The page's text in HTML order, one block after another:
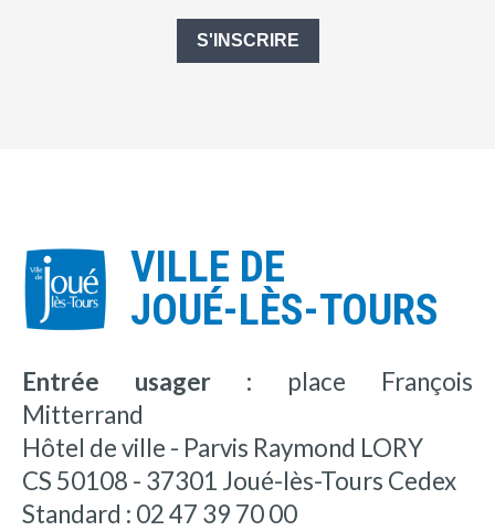
S'INSCRIRE
VILLE DE
JOUÉ-LÈS-TOURS
Entrée usager : place François
Mitterrand
Hôtel de ville - Parvis Raymond LORY
CS 50108 - 37301 Joué-lès-Tours Cedex
Standard : 02 47 39 70 00